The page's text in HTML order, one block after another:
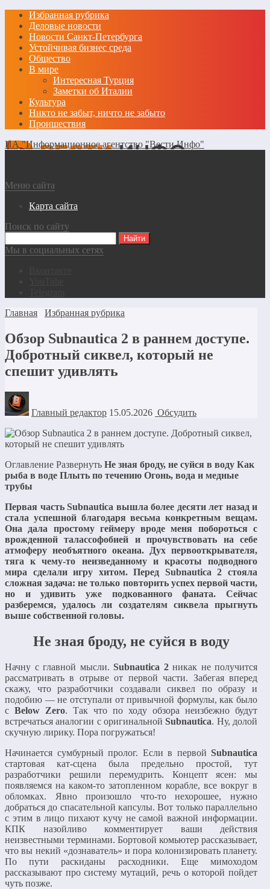
Избранная рубрика
Деловые новости
Новости Санкт-Петербурга
Устойчивая бизнес среда
Общество
В мире
Интересная Турция
Заметки об Италии
Культура
Никто не забыт, ничто не забыто
Проишествия
ИА "Информационное агентство "Вести Инфо"
Меню сайта
Карта сайта
Поиск по сайту
Мы в социальных сетях
Главная
Избранная рубрика
Обзор Subnautica 2 в раннем доступе.
Добротный сиквел, который не
спешит удивлять
Главный редактор 15.05.2026 Обсудить
Оглавление Развернуть Не зная броду, не суйся в воду Как
рыба в воде Плыть по течению Огонь, вода и медные
трубы
Первая часть Subnautica вышла более десяти лет назад и
стала успешной благодаря весьма конкретным вещам.
Она дала простому геймеру вроде меня побороться с
врожденной талассофобией и прочувствовать на себе
атмоферу необъятного океана. Дух первооткрывателя,
тяга к чему-то неизведанному и красоты подводного
мира сделали игру хитом. Перед Subnautica 2 стояла
сложная задача: не только повторить успех первой части,
но и удивить уже подкованного фаната. Сейчас
разберемся, удалось ли создателям сиквела прыгнуть
выше собственной головы.
Не зная броду, не суйся в воду
Начну с главной мысли.Subnautica 2никак не получится
рассматривать в отрыве от первой части. Забегая вперед
скажу, что разработчики создавали сиквел по образу и
подобию — не отступали от привычной формулы, как было
сBelow Zero. Так что по ходу обзора неизбежно будут
встречаться аналогии c оригинальнойSubnautica. Ну, долой
скучную лирику. Пора погружаться!
Начинается сумбурный пролог. Если в первойSubnautica
стартовая кат-сцена была предельно простой, тут
разработчики решили перемудрить. Концепт ясен: мы
появляемся на каком-то затопленном корабле, все вокруг в
обломках. Явно произошло что-то нехорошее, нужно
добраться до спасательной капсулы. Вот только параллельно
с этим в лицо пихают кучу не самой важной информации.
КПК назойливо комментирует ваши действия
неизвестными терминами. Бортовой комьютер рассказывает,
что вы некий «дознаватель» и пора колонизировать планету.
По пути раскиданы расходники. Еще мимоходом
рассказывают про систему мутаций, речь о которой пойдет
чуть позже.